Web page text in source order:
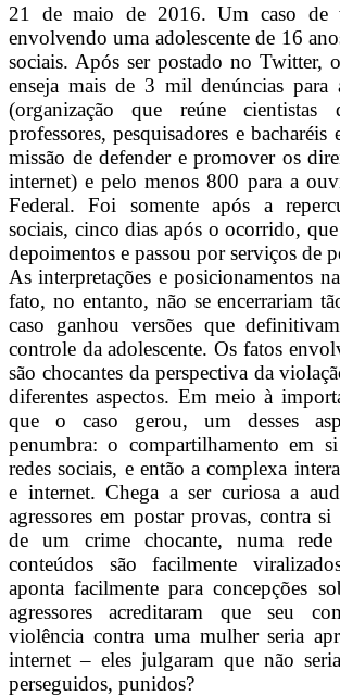
21 de maio de 2016. Um caso de
envolvendo uma adolescente de 16
sociais. Após ser postado no Twitter,
enseja mais de 3 mil denúncias para
(organização que reúne cientistas
professores, pesquisadores e
missão de defender e promover os
internet) e pelo menos 800 para a
Federal. Foi somente após a
sociais, cinco dias após o ocorrido,
depoimentos e passou por serviços de
As interpretações e posicionamentos
fato, no entanto, não se encerrariam
caso ganhou versões que
controle da adolescente. Os fatos
são chocantes da perspectiva da
diferentes aspectos. Em meio à
que o caso gerou, um desses
penumbra: o compartilhamento em
redes sociais, e então a complexa
e internet. Chega a ser curiosa a
agressores em postar provas, contra si
de um crime chocante, numa
conteúdos são facilmente
aponta facilmente para concepções
agressores acreditaram que seu
violência contra uma mulher seria
internet – eles julgaram que não
perseguidos, punidos?